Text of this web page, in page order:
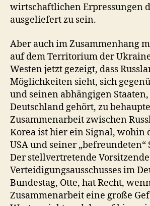
wirtschaftlichen Erpressungen
ausgeliefert zu sein.
Aber auch im Zusammenhang
auf dem Territorium der
Westen jetzt gezeigt, dass
Möglichkeiten sieht, sich
und seinen abhängigen
Deutschland gehört, zu
Zusammenarbeit zwischen
Korea ist hier ein Signal, wohin
USA und seiner „befreundeten“
Der stellvertretende
Verteidigungsausschusses im
Bundestag, Otte, hat Recht,
Zusammenarbeit eine große